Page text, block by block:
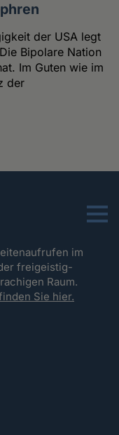
der USA legt
Bipolare Nation
Im Guten wie im
der
Menu
im
freigeistig-
Raum.
Sie hier.